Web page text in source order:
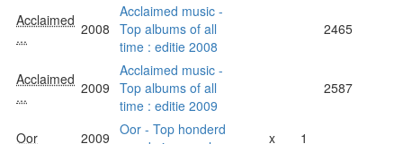
Acclaimed
...
2008
Acclaimed music -
Top albums of all
time : editie 2008
2465
Acclaimed
...
2009
Acclaimed music -
Top albums of all
time : editie 2009
2587
Oor 2009 Oor - Top honderd
x 1